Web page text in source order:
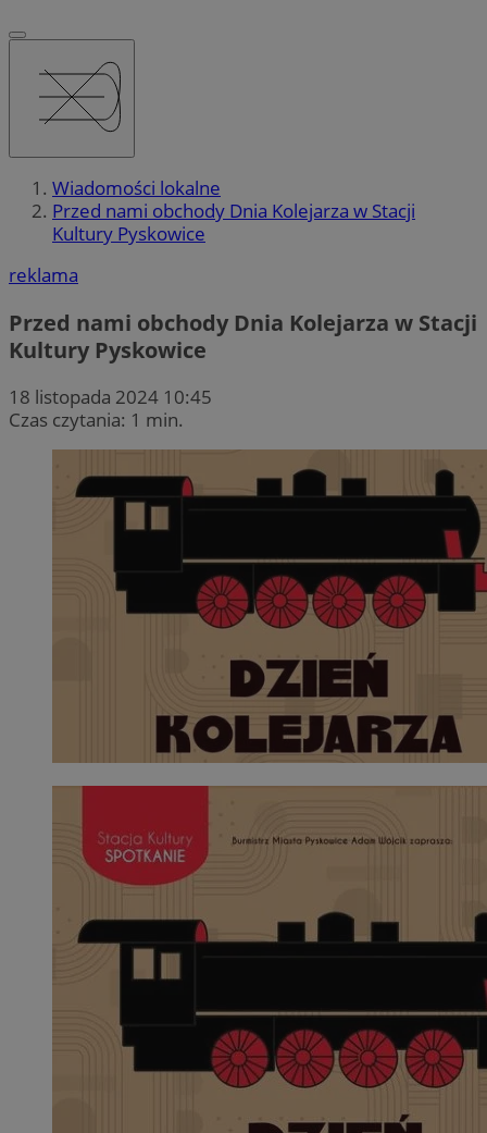
Wiadomości lokalne
Przed nami obchody Dnia Kolejarza w Stacji
Kultury Pyskowice
reklama
Przed nami obchody Dnia Kolejarza w Stacji
Kultury Pyskowice
18 listopada 2024 10:45
Czas czytania: 1 min.